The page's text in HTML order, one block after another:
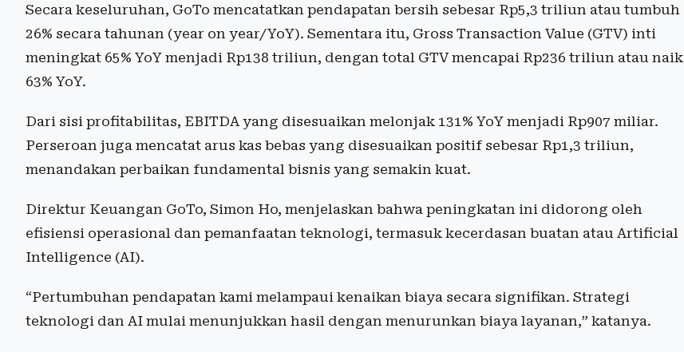
Secara keseluruhan, GoTo mencatatkan pendapatan bersih sebesar Rp5,3 triliun atau tumbuh
26% secara tahunan (year on year/YoY). Sementara itu, Gross Transaction Value (GTV) inti
meningkat 65% YoY menjadi Rp138 triliun, dengan total GTV mencapai Rp236 triliun atau naik
63% YoY.
Dari sisi profitabilitas, EBITDA yang disesuaikan melonjak 131% YoY menjadi Rp907 miliar.
Perseroan juga mencatat arus kas bebas yang disesuaikan positif sebesar Rp1,3 triliun,
menandakan perbaikan fundamental bisnis yang semakin kuat.
Direktur Keuangan GoTo, Simon Ho, menjelaskan bahwa peningkatan ini didorong oleh
efisiensi operasional dan pemanfaatan teknologi, termasuk kecerdasan buatan atau Artificial
Intelligence (AI).
“Pertumbuhan pendapatan kami melampaui kenaikan biaya secara signifikan. Strategi
teknologi dan AI mulai menunjukkan hasil dengan menurunkan biaya layanan,” katanya.